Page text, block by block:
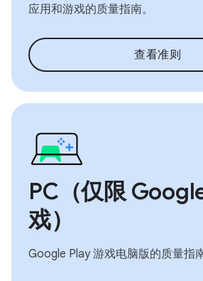
应用和游戏的质量指南。
查看准则
PC（仅限
戏）
Google Play 游戏电脑版的质量指南